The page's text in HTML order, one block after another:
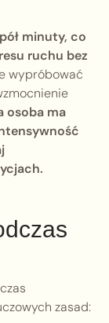
minuty, co
ruchu bez
wypróbować
osoba ma
zasad: